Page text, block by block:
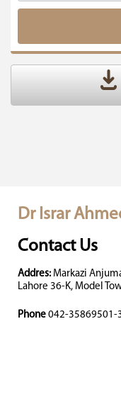
Dr Israr
Contact Us
Addres: Markazi
Lahore 36-K, Model
Phone 042-35869501-